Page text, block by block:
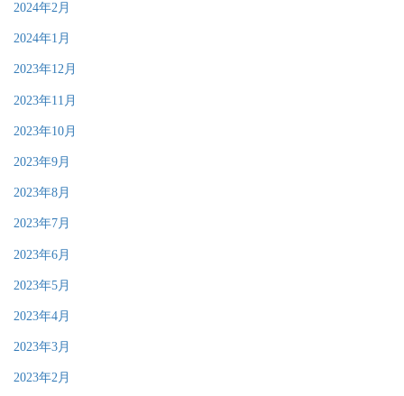
2024年2月
2024年1月
2023年12月
2023年11月
2023年10月
2023年9月
2023年8月
2023年7月
2023年6月
2023年5月
2023年4月
2023年3月
2023年2月